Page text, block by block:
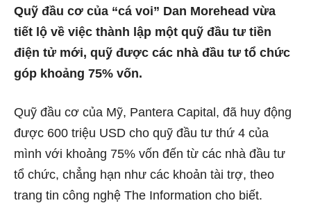
Quỹ đầu cơ của “cá voi” Dan Morehead vừa
tiết lộ về việc thành lập một quỹ đầu tư tiền
điện tử mới, quỹ được các nhà đầu tư tổ chức
góp khoảng 75% vốn.
Quỹ đầu cơ của Mỹ, Pantera Capital, đã huy động
được 600 triệu USD cho quỹ đầu tư thứ 4 của
mình với khoảng 75% vốn đến từ các nhà đầu tư
tổ chức, chẳng hạn như các khoản tài trợ, theo
trang tin công nghệ The Information cho biết.